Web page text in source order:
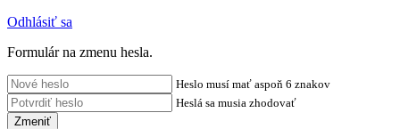
Odhlásiť sa
Formulár na zmenu hesla.
Heslo musí mať aspoň 6 znakov
Heslá sa musia zhodovať
Zmeniť